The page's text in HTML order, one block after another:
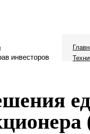
инвесторов